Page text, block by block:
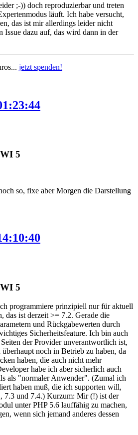
;-)) doch reproduzierbar und treten
läuft. Ich habe versucht,
das ist mir allerdings leider nicht
Issue dazu auf, das wird dann in der
jetzt spenden!
5
so, fixe aber Morgen die Darstellung
5
programmiere prinzipiell nur für aktuell
das ist derzeit >= 7.2. Gerade die
und Rückgabewerten durch
Sicherheitsfeature. Ich bin auch
der Provider unverantwortlich ist,
noch in Betrieb zu haben, da
haben, die auch nicht mehr
habe ich aber sicherlich auch
als "normaler Anwender". (Zumal ich
haben muß, die ich supporten will,
7.3 und 7.4.) Kurzum: Mir (!) ist der
unter PHP 5.6 lauffähig zu machen,
wenn sich jemand anderes dessen